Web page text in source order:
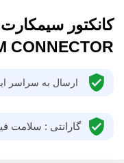
CONNECTOR
ارسال به سراسر ایران
گارانتی : سلامت